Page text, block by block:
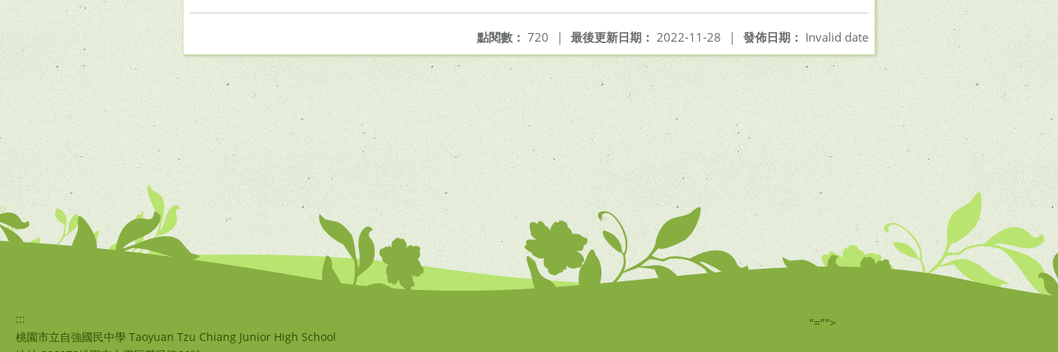
發佈日期： Invalid date
最後更新日期： 2022-11-28 |
點閱數： 720 |
:::
桃園市立自強國民中學 Taoyuan Tzu Chiang Junior High School
"="">